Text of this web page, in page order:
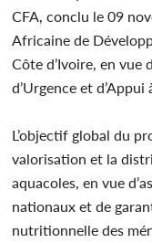
CFA, conclu le 09
Africaine de
Côte d’Ivoire, en
d’Urgence et
L’objectif global du
valorisation et la
aquacoles, en vue
nationaux et de
nutritionnelle des